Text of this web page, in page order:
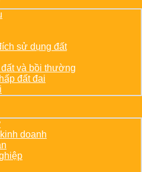
sử dụng đất
và bồi thường
đất đai
doanh